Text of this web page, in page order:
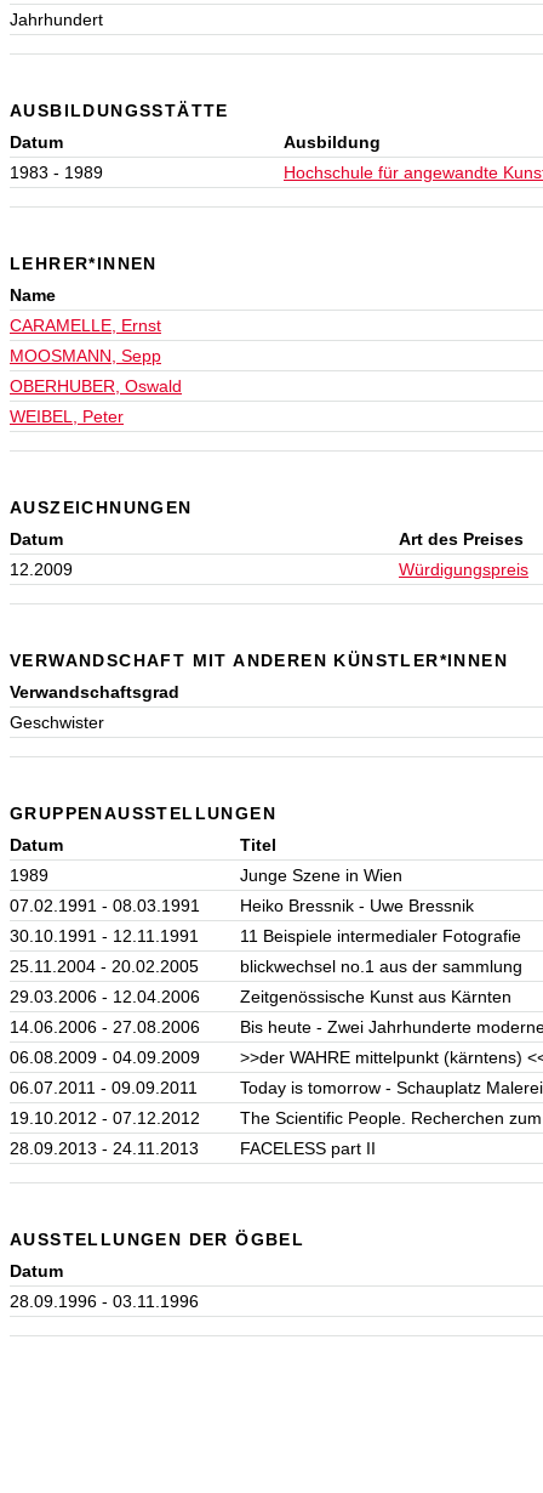
Jahrhundert
AUSBILDUNGSSTÄTTE
Datum
Ausbildung
1983 - 1989
Hochschule für angewandte
LEHRER*INNEN
Name
CARAMELLE, Ernst
MOOSMANN, Sepp
OBERHUBER, Oswald
WEIBEL, Peter
AUSZEICHNUNGEN
Datum
Art des Preises
12.2009
Würdigungspreis
VERWANDSCHAFT MIT ANDEREN KÜNSTLER*INNEN
Verwandschaftsgrad
Geschwister
GRUPPENAUSSTELLUNGEN
Datum
Titel
1989
Junge Szene in Wien
07.02.1991 - 08.03.1991
Heiko Bressnik - Uwe Bressnik
30.10.1991 - 12.11.1991
11 Beispiele intermedialer Fotografie
25.11.2004 - 20.02.2005
blickwechsel no.1 aus der sammlung
29.03.2006 - 12.04.2006
Zeitgenössische Kunst aus Kärnten
14.06.2006 - 27.08.2006
Bis heute - Zwei Jahrhunderte
06.08.2009 - 04.09.2009
>>der WAHRE mittelpunkt (kärntens)
06.07.2011 - 09.09.2011
Today is tomorrow - Schauplatz Malerei
19.10.2012 - 07.12.2012
The Scientific People. Recherchen
28.09.2013 - 24.11.2013
FACELESS part II
AUSSTELLUNGEN DER ÖGBEL
Datum
28.09.1996 - 03.11.1996